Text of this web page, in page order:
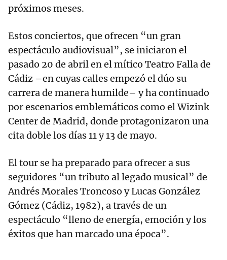
próximos meses.
Estos conciertos, que ofrecen “un gran
espectáculo audiovisual”, se iniciaron el
pasado 20 de abril en el mítico Teatro Falla de
Cádiz –en cuyas calles empezó el dúo su
carrera de manera humilde– y ha continuado
por escenarios emblemáticos como el Wizink
Center de Madrid, donde protagonizaron una
cita doble los días 11 y 13 de mayo.
El tour se ha preparado para ofrecer a sus
seguidores “un tributo al legado musical” de
Andrés Morales Troncoso y Lucas González
Gómez (Cádiz, 1982), a través de un
espectáculo “lleno de energía, emoción y los
éxitos que han marcado una época”.